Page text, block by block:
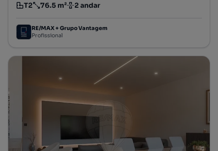
Tipologia
T2
Preço por metro quadrado
76.5 m²
Andar 2 andar
RE/MAX + Grupo Vantagem
Profissional